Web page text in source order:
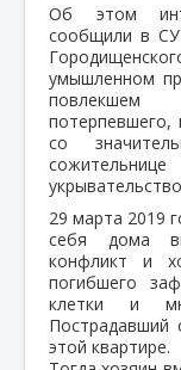
Об этом
сообщили в СУ
умышленном
повлекшем
со
29 марта 2019
себя дома
конфликт и
погибшего
клетки и
Пострадавший
этой квартире.